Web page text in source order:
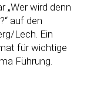
„Wer wird denn
auf den
Lech. Ein
für wichtige
Führung.